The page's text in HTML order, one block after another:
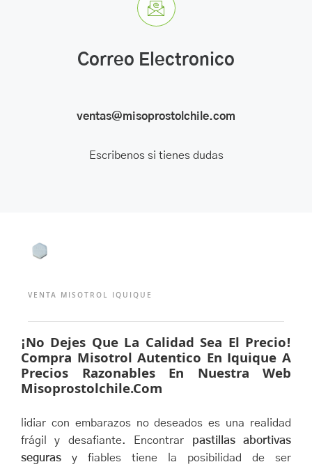
Correo Electronico
ventas@misoprostolchile.com
Escribenos si tienes dudas
VENTA MISOTROL IQUIQUE
¡No Dejes Que La Calidad Sea El Precio!
Compra Misotrol Autentico En Iquique A
Precios Razonables En Nuestra Web
Misoprostolchile.com
lidiar con embarazos no deseados es una realidad
frágil y desafiante. Encontrar pastillas abortivas
seguras y fiables tiene la posibilidad de ser